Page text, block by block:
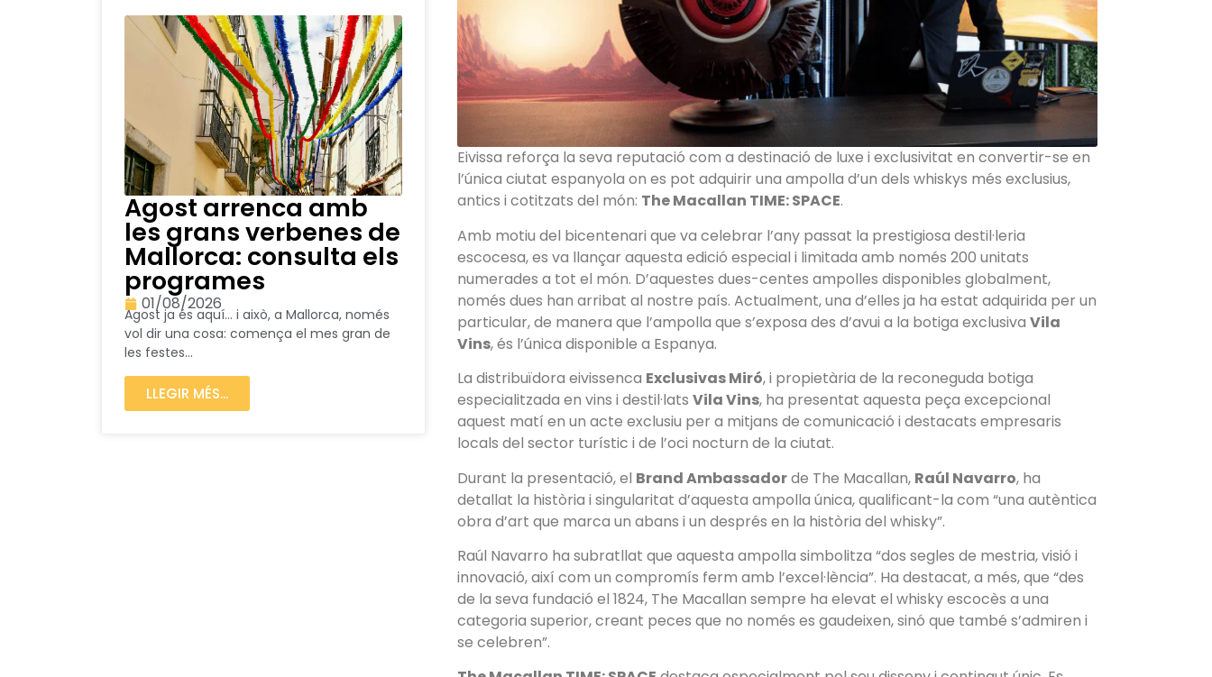
Eivissa reforça la seva reputació com a destinació de luxe i exclusivitat en convertir-se en
l’única ciutat espanyola on es pot adquirir una ampolla d’un dels whiskys més exclusius,
antics i cotitzats del món: The Macallan TIME: SPACE.
Amb motiu del bicentenari que va celebrar l’any passat la prestigiosa destil·leria
escocesa, es va llançar aquesta edició especial i limitada amb només 200 unitats
numerades a tot el món. D’aquestes dues-centes ampolles disponibles globalment,
només dues han arribat al nostre país. Actualment, una d’elles ja ha estat adquirida per un
particular, de manera que l’ampolla que s’exposa des d’avui a la botiga exclusivaVila
Vins, és l’única disponible a Espanya.
La distribuïdora eivissenca Exclusivas Miró, i propietària de la reconeguda botiga
especialitzada en vins i destil·latsVila Vins, ha presentat aquesta peça excepcional
aquest matí en un acte exclusiu per a mitjans de comunicació i destacats empresaris
locals del sector turístic i de l’oci nocturn de la ciutat.
Durant la presentació, el Brand Ambassadorde The Macallan, Raúl Navarro, ha
detallat la història i singularitat d’aquesta ampolla única, qualificant-la com “una autèntica
obra d’art que marca un abans i un després en la història del whisky”.
Raúl Navarro ha subratllat que aquesta ampolla simbolitza “dos segles de mestria, visió i
innovació, així com un compromís ferm amb l’excel·lència”. Ha destacat, a més, que “des
de la seva fundació el 1824, The Macallan sempre ha elevat el whisky escocès a una
categoria superior, creant peces que no només es gaudeixen, sinó que també s’admiren i
se celebren”.
Agost arrenca amb
les grans verbenes de
Mallorca: consulta els
programes
01/08/2026
Agost ja és aquí… i això, a Mallorca, només
vol dir una cosa: comença el mes gran de
les festes...
LLEGIR MÉS...